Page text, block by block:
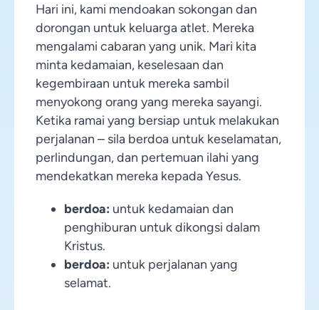
Hari ini, kami mendoakan sokongan dan
dorongan untuk keluarga atlet. Mereka
mengalami cabaran yang unik. Mari kita
minta kedamaian, keselesaan dan
kegembiraan untuk mereka sambil
menyokong orang yang mereka sayangi.
Ketika ramai yang bersiap untuk melakukan
perjalanan – sila berdoa untuk keselamatan,
perlindungan, dan pertemuan ilahi yang
mendekatkan mereka kepada Yesus.
berdoa: untuk kedamaian dan
penghiburan untuk dikongsi dalam
Kristus.
berdoa: untuk perjalanan yang
selamat.